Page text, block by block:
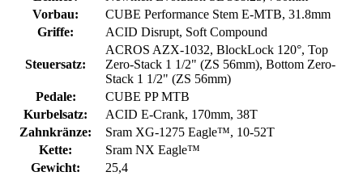
Vorbau:
CUBE Performance Stem E-MTB, 31.8mm
Griffe:
ACID Disrupt, Soft Compound
Steuersatz:
ACROS AZX-1032, BlockLock 120°, Top
Zero-Stack 1 1/2" (ZS 56mm), Bottom Zero-
Stack 1 1/2" (ZS 56mm)
Pedale:
CUBE PP MTB
Kurbelsatz:
ACID E-Crank, 170mm, 38T
Zahnkränze:
Sram XG-1275 Eagle™, 10-52T
Kette:
Sram NX Eagle™
Gewicht:
25,4